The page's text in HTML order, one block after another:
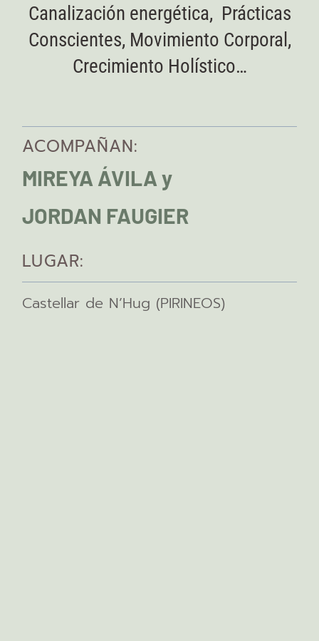
Canalización energética, Prácticas
Conscientes, Movimiento Corporal,
Crecimiento Holístico…
ACOMPAÑAN:
MIREYA ÁVILA y
JORDAN FAUGIER
LUGAR:
Castellar de N’Hug (PIRINEOS)